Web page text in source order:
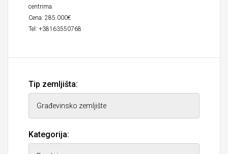
centrima.
Cena: 285.000€
Tel: +38163550768
Tip zemljišta:
Kategorija: